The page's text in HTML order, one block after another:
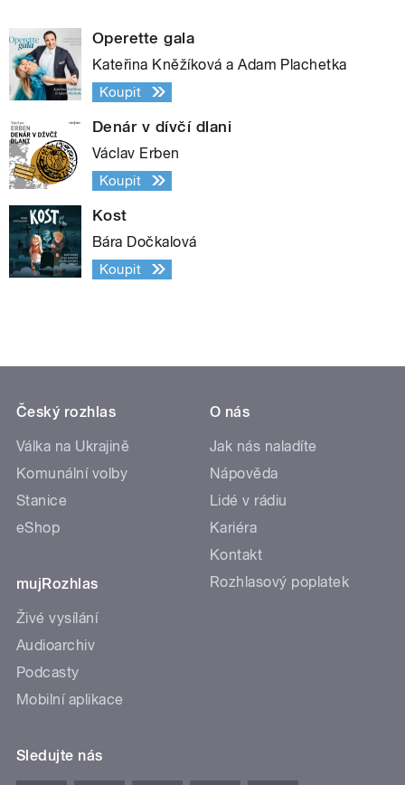
Operette gala
Kateřina Kněžíková a Adam Plachetka
Koupit
Denár v dívčí dlani
Václav Erben
Koupit
Kost
Bára Dočkalová
Koupit
Český rozhlas
Válka na Ukrajině
Komunální volby
Stanice
eShop
mujRozhlas
Živé vysílání
Audioarchiv
Podcasty
Mobilní aplikace
O nás
Jak nás naladíte
Nápověda
Lidé v rádiu
Kariéra
Kontakt
Rozhlasový poplatek
Sledujte nás